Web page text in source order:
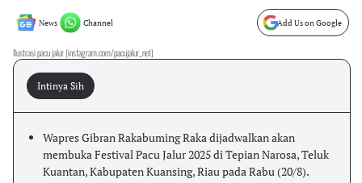
News Channel Add Us on Google
Ilustrasi pacu jalur (instagram.com/pacujalur_net)
Intinya Sih
Wapres Gibran Rakabuming Raka dijadwalkan akan
membuka Festival Pacu Jalur 2025 di Tepian Narosa, Teluk
Kuantan, Kabupaten Kuansing, Riau pada Rabu (20/8).